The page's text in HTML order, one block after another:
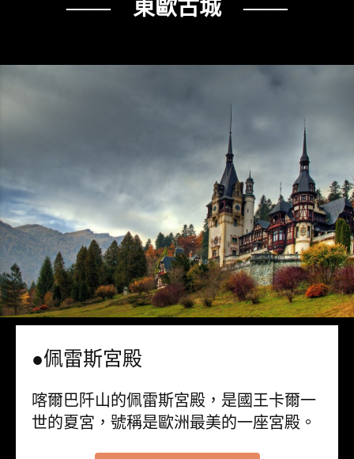
—— 東歐古城 ——
●佩雷斯宮殿
喀爾巴阡山的佩雷斯宮殿，是國王卡爾一
世的夏宮，號稱是歐洲最美的一座宮殿。